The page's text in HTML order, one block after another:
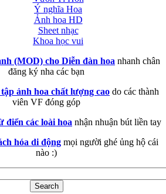
Ý nghĩa Hoa
Ảnh hoa HD
Sheet nhạc
Khoa học vui
(MOD) cho Diễn đàn hoa nhanh chân
đăng ký nha các bạn
ảnh hoa chất lượng cao do các thành
viên VF đóng góp
điển các loài hoa nhận nhuận bút liền tay
hóa di động mọi người ghé ủng hộ cái
nào :)